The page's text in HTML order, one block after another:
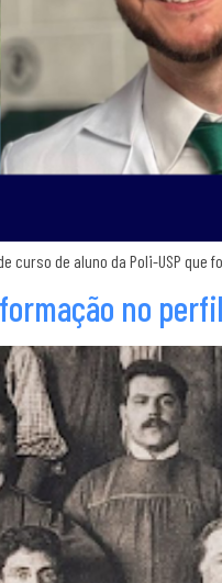
curso de aluno da Poli-USP
no